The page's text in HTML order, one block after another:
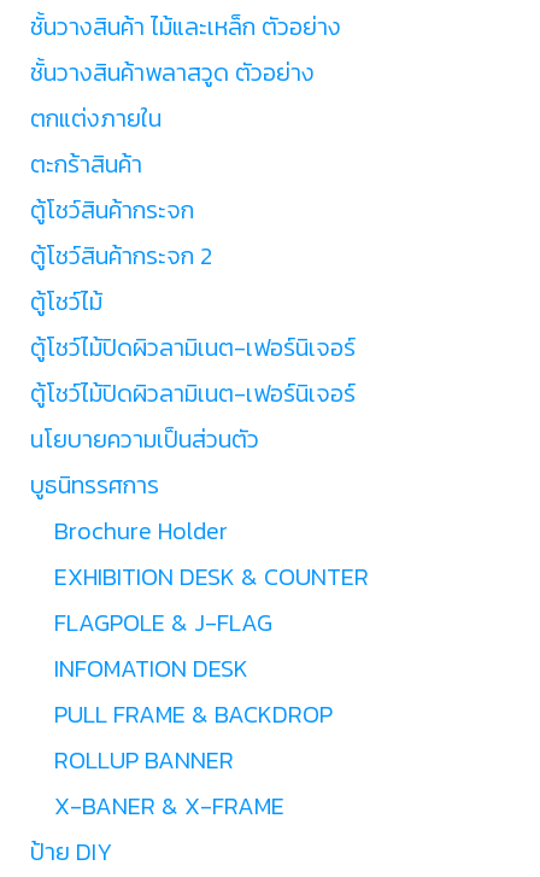
ชั้นวางสินค้า ไม้และเหล็ก ตัวอย่าง
ชั้นวางสินค้าพลาสวูด ตัวอย่าง
ตกแต่งภายใน
ตะกร้าสินค้า
ตู้โชว์สินค้ากระจก
ตู้โชว์สินค้ากระจก 2
ตู้โชว์ไม้
ตู้โชว์ไม้ปิดผิวลามิเนต-เฟอร์นิเจอร์
ตู้โชว์ไม้ปิดผิวลามิเนต-เฟอร์นิเจอร์
นโยบายความเป็นส่วนตัว
บูธนิทรรศการ
Brochure Holder
EXHIBITION DESK & COUNTER
FLAGPOLE & J-FLAG
INFOMATION DESK
PULL FRAME & BACKDROP
ROLLUP BANNER
X-BANER & X-FRAME
ป้าย DIY